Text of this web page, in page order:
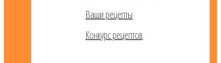
Ваши рецепты
Конкурс рецептов